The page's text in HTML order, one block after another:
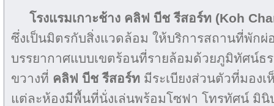
โรงแรมเกาะช้าง คลิฟ บีช รีสอร์ท (Koh
ซึ่งเป็นมิตรกับสิ่งแวดล้อม ให้บริการสถานที่พักผ่
บรรยากาศแบบเขตร้อนที่รายล้อมด้วยภูมิทัศน์ธ
ขวางที่ คลิฟ บีช รีสอร์ท มีระเบียงส่วนตัวที่มอง
แต่ละห้องมีพื้นที่นั่งเล่นพร้อมโซฟา โทรทัศน์ มินิ